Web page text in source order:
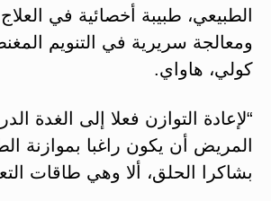
الطبيعي، طبيبة أخصائية في
ومعالجة سريرية في التنويم
كولي، هاواي.
“لإعادة التوازن فعلا إلى الغدة
المريض أن يكون راغبا بموازنة
بشاكرا الحلق، ألا وهي طاقات